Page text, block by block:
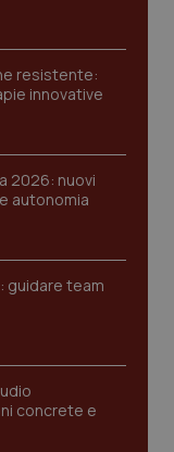
resistente:
innovative
2026: nuovi
autonomia
guidare team
concrete e